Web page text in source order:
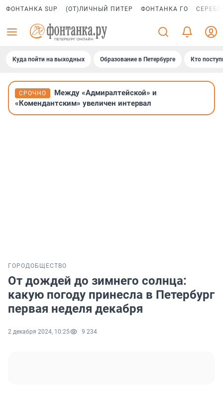
ФОНТАНКА SUP (ОТ)ЛИЧНЫЙ ПИТЕР ФОНТАНКА ГО
Куда пойти на выходных Образование в Петербурге Кто
СРОЧНО
Между «Адмиралтейской» и
«Комендантским» увеличен интервал
ГОРОДОБЩЕСТВО
От дождей до зимнего солнца:
какую погоду принесла в Петербург
первая неделя декабря
2 декабря 2024, 10:25 9 234